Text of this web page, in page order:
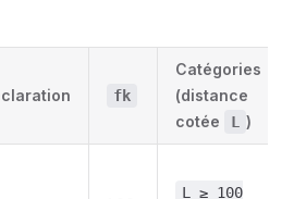
fk
Catégories
(distance
cotée
L )
L ≥ 100